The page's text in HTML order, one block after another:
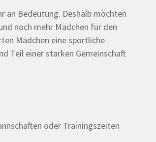
an Bedeutung. Deshalb möchten
noch mehr Mädchen für den
Mädchen eine sportliche
Teil einer starken Gemeinschaft
oder Trainingszeiten